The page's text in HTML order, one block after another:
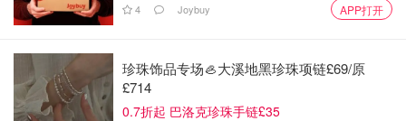
这几年陆陆续续在amazon买了很多，貌似不少口味也更新
换代了，我个人觉得没有雷点，大家可以随便选购。如果说
有什么建议的话：
4 Joybuy APP打开
珍珠饰品专场🦪大溪地黑珍珠项链£69/原
£714
0.7折起 巴洛克珍珠手链£35